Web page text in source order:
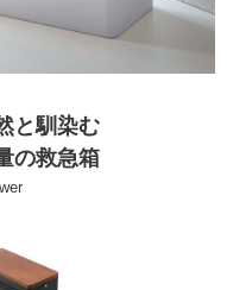
と馴染む
の救急箱